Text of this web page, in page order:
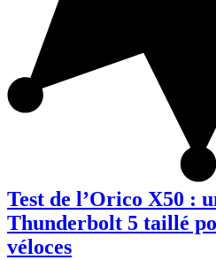
Test de l’Orico X50 :
Thunderbolt 5 taillé
véloces